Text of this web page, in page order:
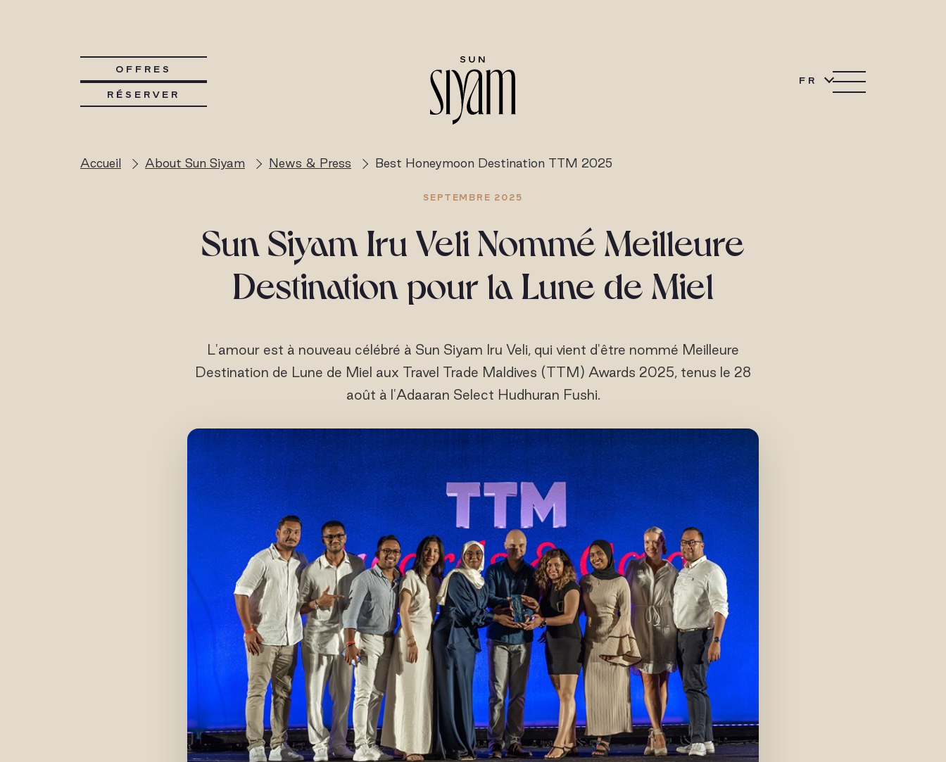
OFFRES
RÉSERVER
FR
Accueil About Sun Siyam News & Press Best Honeymoon Destination TTM 2025
SEPTEMBRE 2025
Sun Siyam Iru Veli Nommé Meilleure
Destination pour la Lune de Miel
L'amour est à nouveau célébré à Sun Siyam Iru Veli, qui vient d'être nommé Meilleure
Destination de Lune de Miel aux Travel Trade Maldives (TTM) Awards 2025, tenus le 28
août à l'Adaaran Select Hudhuran Fushi.